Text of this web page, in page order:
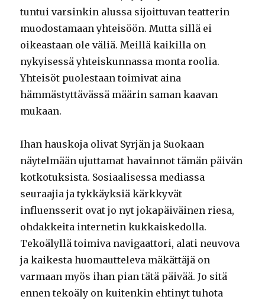
tuntui varsinkin alussa sijoittuvan teatterin
muodostamaan yhteisöön. Mutta sillä ei
oikeastaan ole väliä. Meillä kaikilla on
nykyisessä yhteiskunnassa monta roolia.
Yhteisöt puolestaan toimivat aina
hämmästyttävässä määrin saman kaavan
mukaan.
Ihan hauskoja olivat Syrjän ja Suokaan
näytelmään ujuttamat havainnot tämän päivän
kotkotuksista. Sosiaalisessa mediassa
seuraajia ja tykkäyksiä kärkkyvät
influensserit ovat jo nyt jokapäiväinen riesa,
ohdakkeita internetin kukkaiskedolla.
Tekoälyllä toimiva navigaattori, alati neuvova
ja kaikesta huomautteleva mäkättäjä on
varmaan myös ihan pian tätä päivää. Jo sitä
ennen tekoäly on kuitenkin ehtinyt tuhota